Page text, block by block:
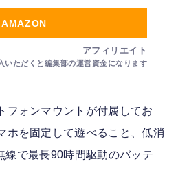
AMAZON
フォンマウントが付属してお
ホを固定して遊べること、低消
線で最長90時間駆動のバッテ